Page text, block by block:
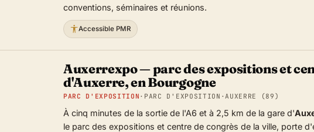
conventions, séminaires et réunions.
Accessible PMR
Auxerrexpo — parc des expositions et
d'Auxerre, en Bourgogne
PARC D'EXPOSITION · PARC D'EXPOSITION ·AUXERRE (89)
À cinq minutes de la sortie de l'A6 et à 2,5 km de la gare d'
le parc des expositions et centre de congrès de la ville, porte